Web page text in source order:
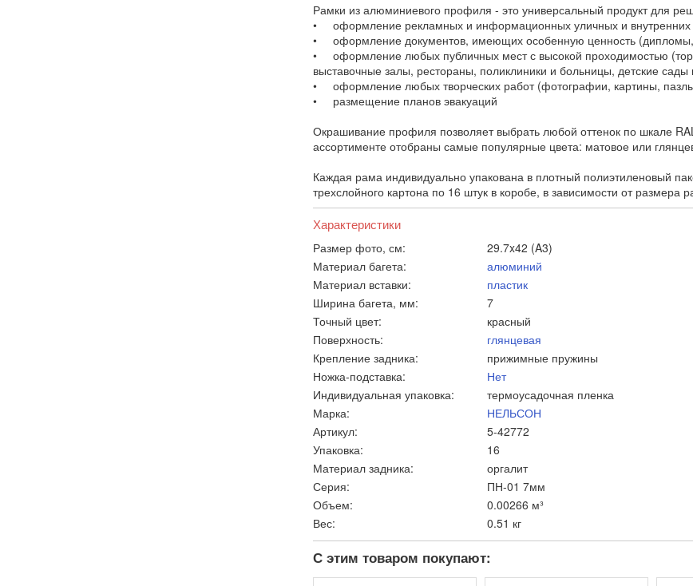
Рамки из алюминиевого профиля - это универсальный продукт для
• оформление рекламных и информационных уличных и внутренних
• оформление документов, имеющих особенную ценность (дипломы,
• оформление любых публичных мест с высокой проходимостью
выставочные залы, рестораны, поликлиники и больницы, детские
• оформление любых творческих работ (фотографии, картины,
• размещение планов эвакуаций
Окрашивание профиля позволяет выбрать любой оттенок по шкале
ассортименте отобраны самые популярные цвета: матовое или
Каждая рама индивидуально упакована в плотный полиэтиленовый
трехслойного картона по 16 штук в коробе, в зависимости от размера
Характеристики
Размер фото, см:
29.7x42 (A3)
Материал багета:
алюминий
Материал вставки:
пластик
Ширина багета, мм:
7
Точный цвет:
красный
Поверхность:
глянцевая
Крепление задника:
прижимные пружины
Ножка-подставка:
Нет
Индивидуальная упаковка:
термоусадочная пленка
Марка:
НЕЛЬСОН
Артикул:
5-42772
Упаковка:
16
Материал задника:
оргалит
Серия:
ПН-01 7мм
Объем:
0.00266 м³
Вес:
0.51 кг
С этим товаром покупают: